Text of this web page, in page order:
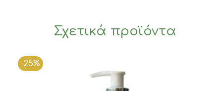
Σχετικά προϊόντα
-25%